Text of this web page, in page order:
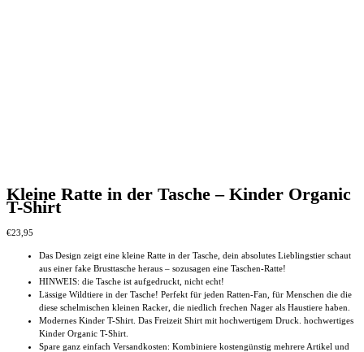
Kleine Ratte in der Tasche – Kinder Organic
T-Shirt
€23,95
Das Design zeigt eine kleine Ratte in der Tasche, dein absolutes Lieblingstier schaut
aus einer fake Brusttasche heraus – sozusagen eine Taschen-Ratte!
HINWEIS: die Tasche ist aufgedruckt, nicht echt!
Lässige Wildtiere in der Tasche! Perfekt für jeden Ratten-Fan, für Menschen die die
diese schelmischen kleinen Racker, die niedlich frechen Nager als Haustiere haben.
Modernes Kinder T-Shirt. Das Freizeit Shirt mit hochwertigem Druck. hochwertiges
Kinder Organic T-Shirt.
Spare ganz einfach Versandkosten: Kombiniere kostengünstig mehrere Artikel und